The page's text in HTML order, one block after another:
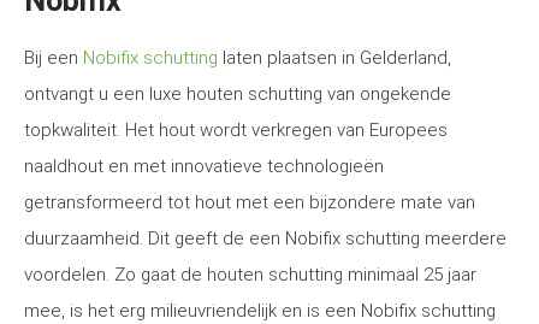
Bij een Nobifix schutting laten plaatsen in Gelderland,
ontvangt u een luxe houten schutting van ongekende
topkwaliteit. Het hout wordt verkregen van Europees
naaldhout en met innovatieve technologieën
getransformeerd tot hout met een bijzondere mate van
duurzaamheid. Dit geeft de een Nobifix schutting meerdere
voordelen. Zo gaat de houten schutting minimaal 25 jaar
mee, is het erg milieuvriendelijk en is een Nobifix schutting